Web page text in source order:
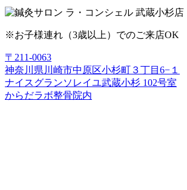
※お子様連れ（3歳以上）でのご来店OK
〒211-0063
神奈川県川崎市中原区小杉町３丁目6−１
ナイスグランソレイユ武蔵小杉 102号室
からだラボ整骨院内